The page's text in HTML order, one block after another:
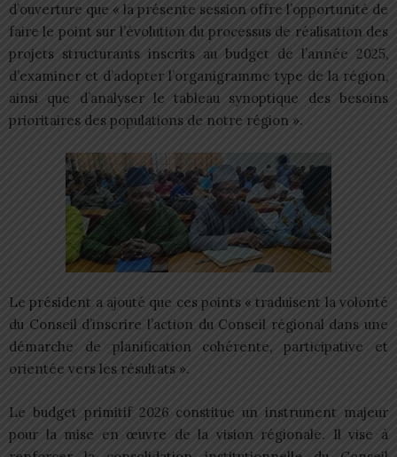
d’ouverture que « la présente session offre l’opportunité de
faire le point sur l’évolution du processus de réalisation des
projets structurants inscrits au budget de l’année 2025,
d’examiner et d’adopter l’organigramme type de la région,
ainsi que d’analyser le tableau synoptique des besoins
prioritaires des populations de notre région ».
Le président a ajouté que ces points « traduisent la volonté
du Conseil d’inscrire l’action du Conseil régional dans une
démarche de planification cohérente, participative et
orientée vers les résultats ».
Le budget primitif 2026 constitue un instrument majeur
pour la mise en œuvre de la vision régionale. Il vise à